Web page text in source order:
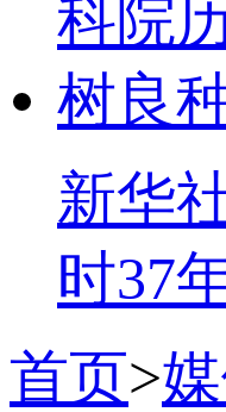
新华
时37
首页>